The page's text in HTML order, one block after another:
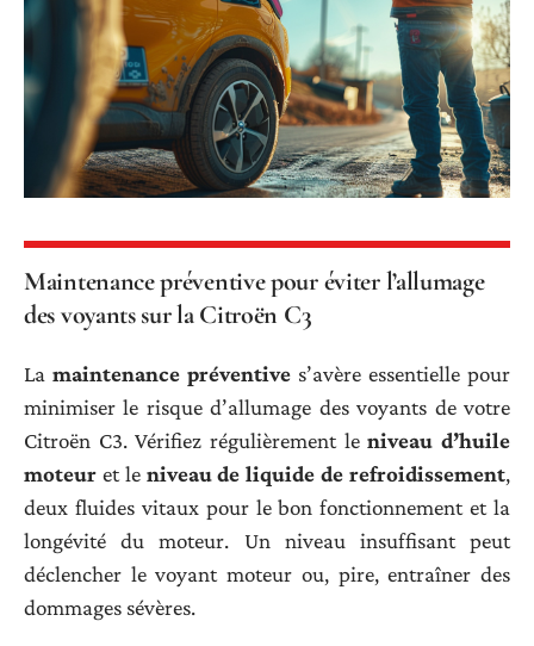
Maintenance préventive pour éviter l’allumage
des voyants sur la Citroën C3
La maintenance préventive s’avère essentielle pour
minimiser le risque d’allumage des voyants de votre
Citroën C3. Vérifiez régulièrement leniveau d’huile
moteur et le niveau de liquide de refroidissement,
deux fluides vitaux pour le bon fonctionnement et la
longévité du moteur. Un niveau insuffisant peut
déclencher le voyant moteur ou, pire, entraîner des
dommages sévères.